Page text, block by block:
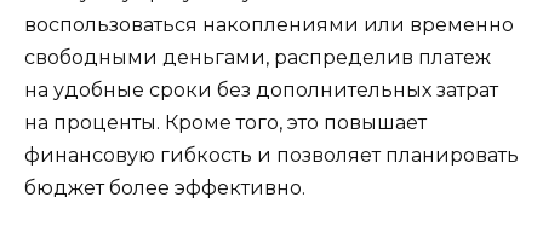
воспользоваться накоплениями или временно
свободными деньгами, распределив платеж
на удобные сроки без дополнительных затрат
на проценты. Кроме того, это повышает
финансовую гибкость и позволяет планировать
бюджет более эффективно.